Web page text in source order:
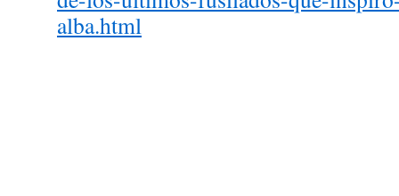
alba.html